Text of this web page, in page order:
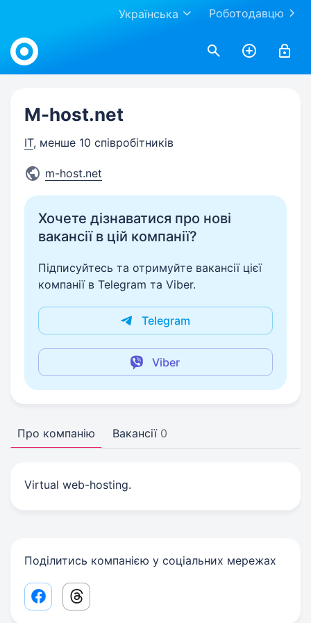
Роботодавцю
Українська
Work.ua
M-host.net
IT, менше 10 співробітників
m-host.net
Хочете дізнаватися про нові
вакансії в цій компанії?
Підписуйтесь та отримуйте вакансії цієї
компанії в Telegram та Viber.
Telegram
Viber
Про компанію Вакансії 0
Virtual web-hosting.
Поділитись компанією у соціальних мережах
Facebook share link
Threads share link